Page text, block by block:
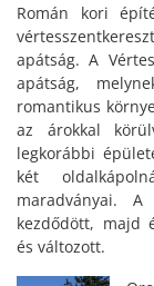
Román kori
apátság. A
apátság,
romantikus
az árokkal
legkorábbi
két
maradványai.
kezdődött, majd
és változott.